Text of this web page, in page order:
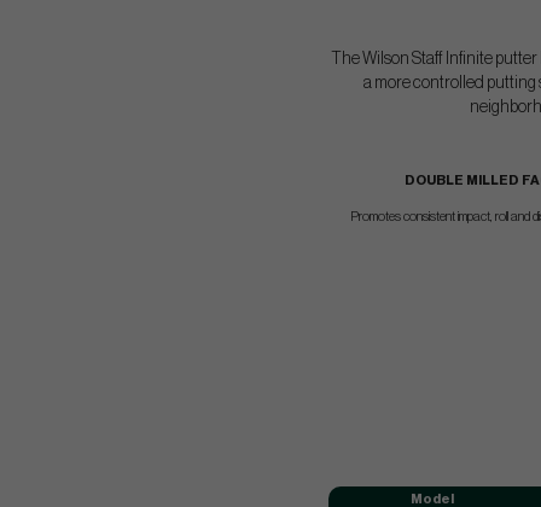
The Wilson Staff Infinite
a more controlled putting
DOUBLE MILLED
Promotes consistent impact, roll and
Model